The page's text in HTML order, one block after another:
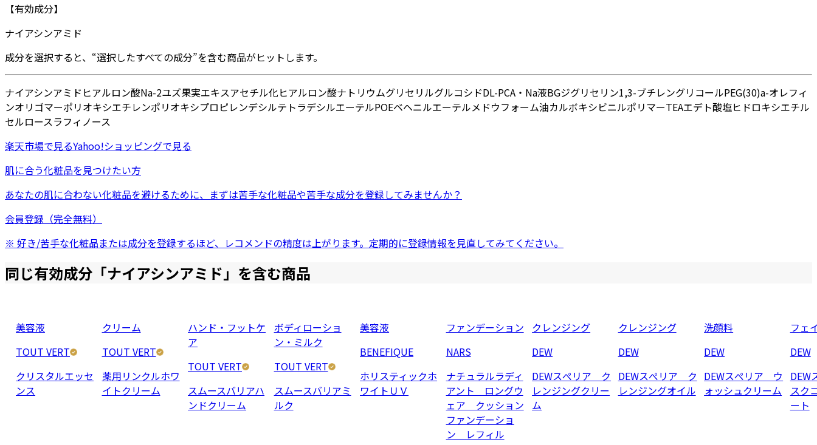
【有効成分】
ナイアシンアミド
成分を選択すると、“選択したすべての成分”を含む商品がヒットします。
ナイアシンアミド ヒアルロン酸Na-2ユズ果実エキスアセチル化ヒアルロン酸ナトリウムグリセリルグルコシドDL-PCA・Na液BGジグリセリン1,3-ブチレングリコールPEG(30)a-オレフィ
ンオリゴマーポリオキシエチレンポリオキシプロピレンデシルテトラデシルエーテルPOEベヘニルエーテルメドウフォーム油カルボキシビニルポリマーTEAエデト酸塩ヒドロキシエチル
セルロースラフィノース
楽天市場で見るYahoo!ショッピングで見る
肌に合う化粧品を見つけたい方
あなたの肌に合わない化粧品を避けるために、まずは苦手な化粧品や苦手な成分を登録してみませんか？
会員登録（完全無料）
※ 好き/苦手な化粧品または成分を登録するほど、レコメンドの精度は上がります。定期的に登録情報を見直してみてください。
同じ有効成分「ナイアシンアミド」を含む商品
美容液
TOUT VERT
クリスタルエッセ
ンス
クリーム
TOUT VERT
薬用リンクルホワ
イトクリーム
ハンド・フットケ
ア
TOUT VERT
スムースバリアハ
ンドクリーム
ボディローショ
ン・ミルク
TOUT VERT
スムースバリアミ
ルク
美容液
BENEFIQUE
ホリスティックホ
ワイトＵＶ
ファンデーション
NARS
ナチュラルラディ
アント ロングウ
ェア クッション
ファンデーショ
ン レフィル
クレンジング
DEW
DEWスぺリア ク
レンジングクリー
ム
クレンジング
DEW
DEWスぺリア ク
レンジングオイル
洗顔料
DEW
DEWスぺリア ウ
ォッシュクリーム
フェ
DEW
スク
ート